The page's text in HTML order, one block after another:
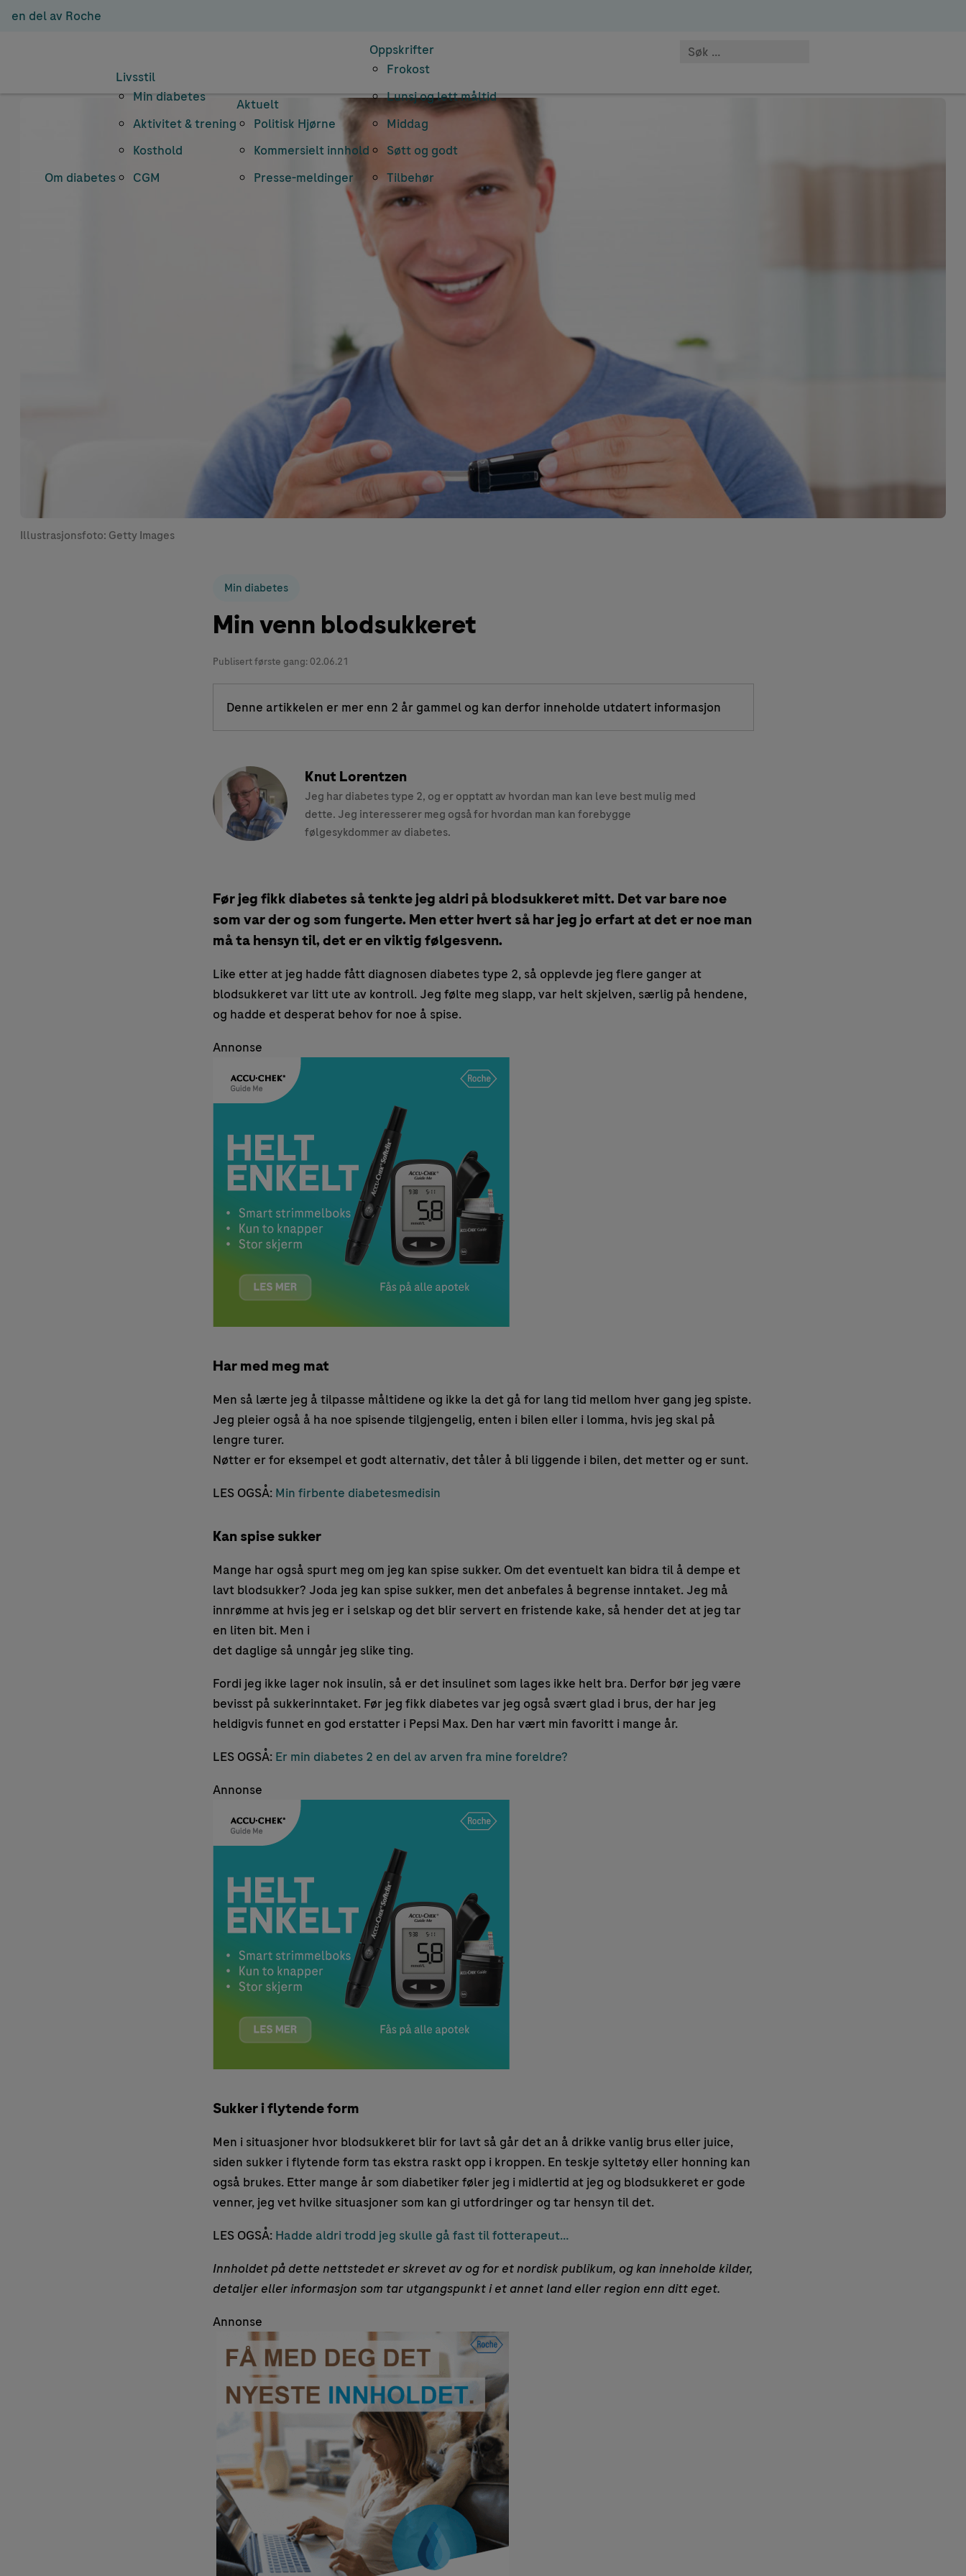
en del av Roche
Om diabetes
Livsstil
Min diabetes
Aktivitet & trening
Kosthold
CGM
Aktuelt
Politisk Hjørne
Kommersielt innhold
Presse-meldinger
Oppskrifter
Frokost
Lunsj og lett måltid
Middag
Søtt og godt
Tilbehør
Illustrasjonsfoto: Getty Images
Min diabetes
Min venn blodsukkeret
Publisert første gang: 02.06.21
Denne artikkelen er mer enn 2 år gammel og kan derfor inneholde utdatert informasjon
Knut Lorentzen
Jeg har diabetes type 2, og er opptatt av hvordan man kan leve best mulig med
dette. Jeg interesserer meg også for hvordan man kan forebygge
følgesykdommer av diabetes.
Før jeg fikk diabetes så tenkte jeg aldri på blodsukkeret mitt. Det var bare noe
som var der og som fungerte. Men etter hvert så har jeg jo erfart at det er noe man
må ta hensyn til, det er en viktig følgesvenn.
Like etter at jeg hadde fått diagnosen diabetes type 2, så opplevde jeg flere ganger at
blodsukkeret var litt ute av kontroll. Jeg følte meg slapp, var helt skjelven, særlig på hendene,
og hadde et desperat behov for noe å spise.
Annonse
Har med meg mat
Men så lærte jeg å tilpasse måltidene og ikke la det gå for lang tid mellom hver gang jeg spiste.
Jeg pleier også å ha noe spisende tilgjengelig, enten i bilen eller i lomma, hvis jeg skal på
lengre turer.
Nøtter er for eksempel et godt alternativ, det tåler å bli liggende i bilen, det metter og er sunt.
LES OGSÅ: Min firbente diabetesmedisin
Kan spise sukker
Mange har også spurt meg om jeg kan spise sukker. Om det eventuelt kan bidra til å dempe et
lavt blodsukker? Joda jeg kan spise sukker, men det anbefales å begrense inntaket. Jeg må
innrømme at hvis jeg er i selskap og det blir servert en fristende kake, så hender det at jeg tar
en liten bit. Men i
det daglige så unngår jeg slike ting.
Fordi jeg ikke lager nok insulin, så er det insulinet som lages ikke helt bra. Derfor bør jeg være
bevisst på sukkerinntaket. Før jeg fikk diabetes var jeg også svært glad i brus, der har jeg
heldigvis funnet en god erstatter i Pepsi Max. Den har vært min favoritt i mange år.
LES OGSÅ: Er min diabetes 2 en del av arven fra mine foreldre?
Annonse
Sukker i flytende form
Men i situasjoner hvor blodsukkeret blir for lavt så går det an å drikke vanlig brus eller juice,
siden sukker i flytende form tas ekstra raskt opp i kroppen. En teskje syltetøy eller honning kan
også brukes. Etter mange år som diabetiker føler jeg i midlertid at jeg og blodsukkeret er gode
venner, jeg vet hvilke situasjoner som kan gi utfordringer og tar hensyn til det.
LES OGSÅ: Hadde aldri trodd jeg skulle gå fast til fotterapeut…
Innholdet på dette nettstedet er skrevet av og for et nordisk publikum, og kan inneholde kilder,
detaljer eller informasjon som tar utgangspunkt i et annet land eller region enn ditt eget.
Annonse